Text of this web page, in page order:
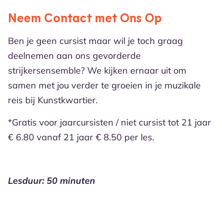
Neem Contact met Ons Op
Ben je geen cursist maar wil je toch graag
deelnemen aan ons gevorderde
strijkersensemble? We kijken ernaar uit om
samen met jou verder te groeien in je muzikale
reis bij Kunstkwartier.
*Gratis voor jaarcursisten / niet cursist tot 21 jaar
€ 6.80 vanaf 21 jaar € 8.50 per les.
Lesduur: 50 minuten